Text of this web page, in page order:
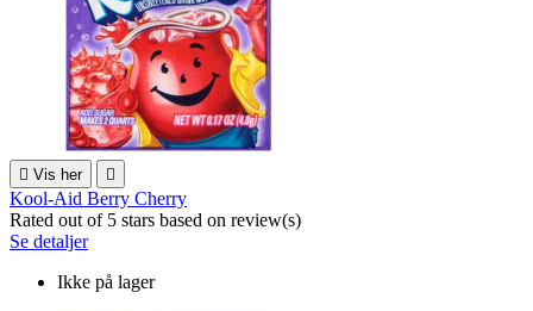
 Vis her 
Kool-Aid Berry Cherry
Rated out of 5 stars based on review(s)
Se detaljer
Ikke på lager